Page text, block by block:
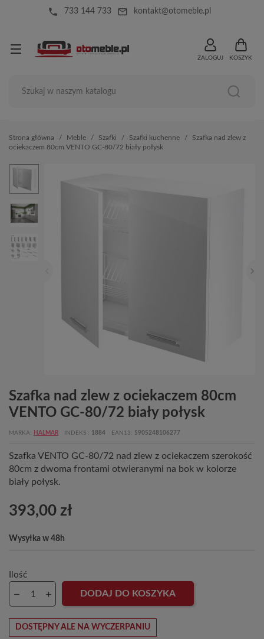
local_phone 733 144 733 mail_outline kontakt@otomeble.pl
ZALOGUJ KOSZYK
Strona główna Meble Szafki Szafki kuchenne
Szafka nad zlew z
ociekaczem 80cm VENTO GC-80/72 biały połysk
Szafka nad zlew z ociekaczem 80cm
VENTO GC-80/72 biały połysk
MARKA HALMAR INDEKS 1884 EAN13 5905248106277
Szafka VENTO GC-80/72 nad zlew z ociekaczem szerokość
80cm z dwoma frontami otwieranymi na bok w kolorze
biały połysk.
393,00 zł
Wysyłka w 48h
Ilość
DODAJ DO KOSZYKA
DOSTĘPNY ALE NA WYCZERPANIU